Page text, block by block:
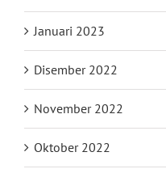
Januari 2023
Disember 2022
November 2022
Oktober 2022